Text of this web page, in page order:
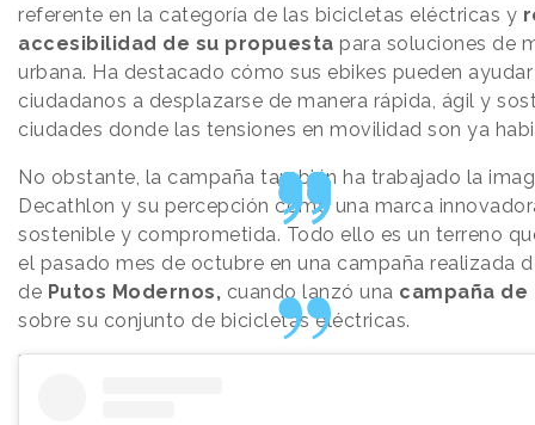
referente en la categoría de las bicicletas eléctricas y
accesibilidad de su propuesta para soluciones de
urbana. Ha destacado cómo sus ebikes pueden
ciudadanos a desplazarse de manera rápida, ágil y
ciudades donde las tensiones en movilidad son ya
No obstante, la campaña también ha trabajado la
Decathlon y su percepción como una marca
sostenible y comprometida. Todo ello es un terreno
el pasado mes de octubre en una campaña realizada
de Putos Modernos, cuando lanzó una campaña de
sobre su conjunto de bicicletas eléctricas.